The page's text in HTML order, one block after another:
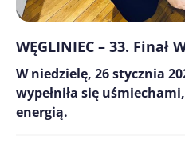
WĘGLINIEC – 33. Finał
W niedzielę, 26 stycznia
wypełniła się
energią.